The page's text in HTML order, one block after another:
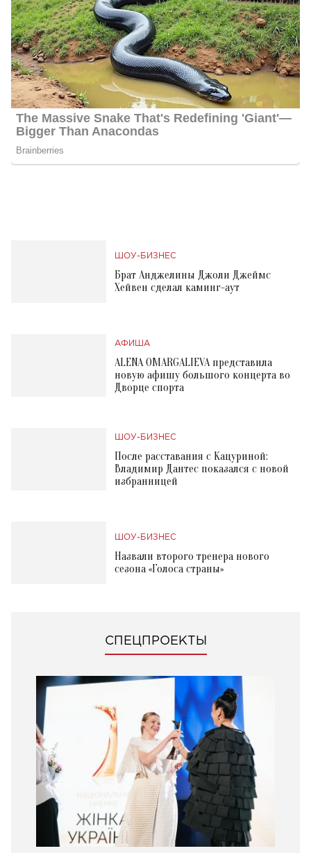
ШОУ-БИЗНЕС
Брат Анджелины Джоли Джеймс
Хейвен сделал каминг-аут
АФИША
ALENA OMARGALIEVA представила
новую афишу большого концерта во
Дворце спорта
ШОУ-БИЗНЕС
После расставания с Кацуриной:
Владимир Дантес показался с новой
избранницей
ШОУ-БИЗНЕС
Назвали второго тренера нового
сезона «Голоса страны»
СПЕЦПРОЕКТЫ